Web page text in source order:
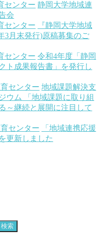
センター 静岡大学地域連
会
センター
『静岡大学地域
3月末発行)原稿募集のご
センター 令和4年度「静岡
ト成果報告書」を発行し
センター 地域課題解決支
ウム 「地域課題に取り組
～継続と展開に注目して
センター
「地域連携応援
更新しました